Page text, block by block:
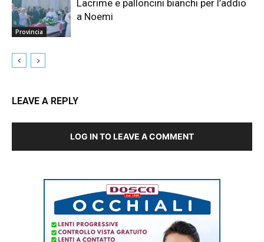
Provincia
Lacrime e palloncini bianchi per l’addio
a Noemi
LEAVE A REPLY
LOG IN TO LEAVE A COMMENT